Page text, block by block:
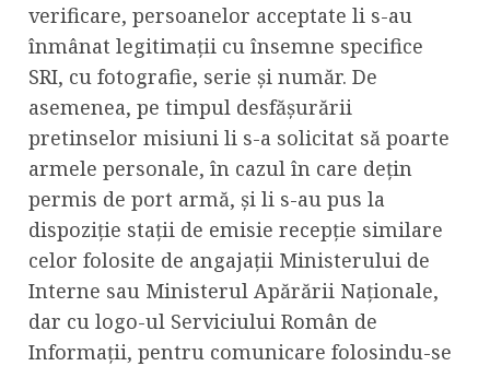
verificare, persoanelor acceptate li s-au
înmânat legitimații cu însemne specifice
SRI, cu fotografie, serie și număr. De
asemenea, pe timpul desfășurării
pretinselor misiuni li s-a solicitat să poarte
armele personale, în cazul în care dețin
permis de port armă, și li s-au pus la
dispoziție stații de emisie recepție similare
celor folosite de angajații Ministerului de
Interne sau Ministerul Apărării Naționale,
dar cu logo-ul Serviciului Român de
Informații, pentru comunicare folosindu-se